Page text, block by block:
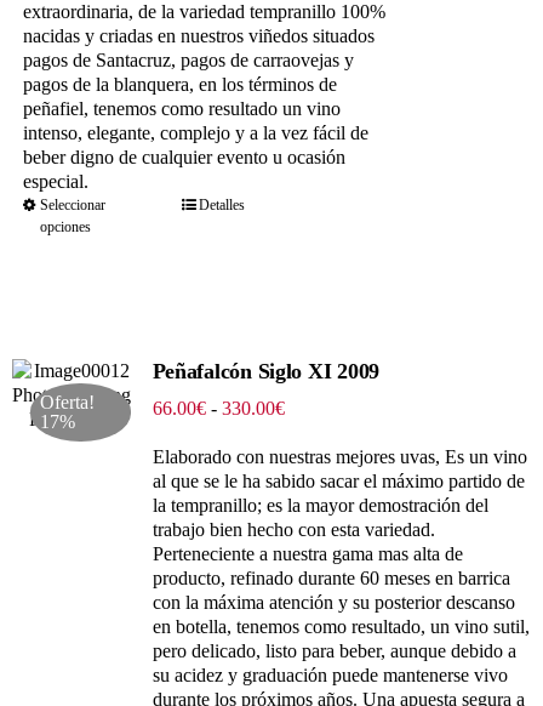
extraordinaria, de la variedad tempranillo 100%
nacidas y criadas en nuestros viñedos situados
pagos de Santacruz, pagos de carraovejas y
pagos de la blanquera, en los términos de
peñafiel, tenemos como resultado un vino
intenso, elegante, complejo y a la vez fácil de
beber digno de cualquier evento u ocasión
especial.
Seleccionar
opciones
Detalles
Oferta!
17%
Peñafalcón Siglo XI 2009
66.00€ - 330.00€Rango
precios:
desde
66.00€
hasta
330.00€
Elaborado con nuestras mejores uvas, Es un vino
al que se le ha sabido sacar el máximo partido de
la tempranillo; es la mayor demostración del
trabajo bien hecho con esta variedad.
Perteneciente a nuestra gama mas alta de
producto, refinado durante 60 meses en barrica
con la máxima atención y su posterior descanso
en botella, tenemos como resultado, un vino sutil,
pero delicado, listo para beber, aunque debido a
su acidez y graduación puede mantenerse vivo
durante los próximos años. Una apuesta segura a